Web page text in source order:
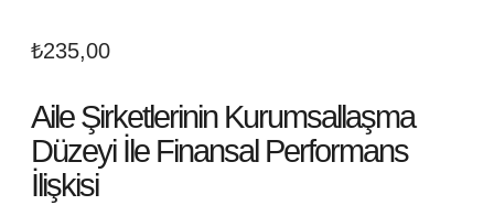
₺235,00
Aile Şirketlerinin Kurumsallaşma
Düzeyi İle Finansal Performans
İlişkisi